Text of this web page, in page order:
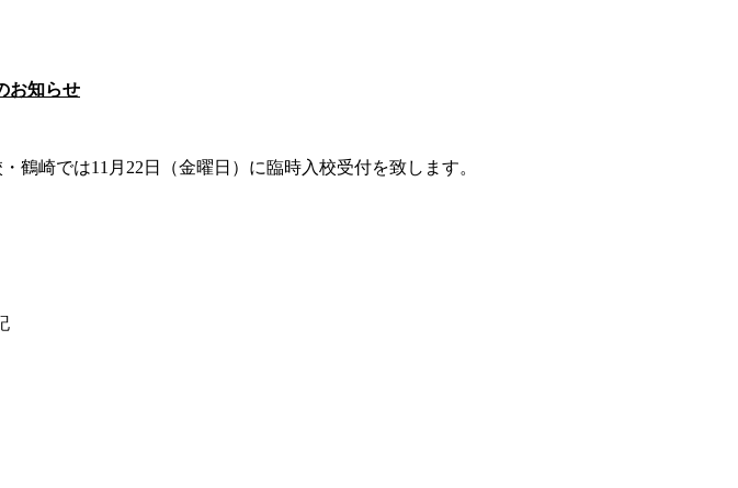
お知らせ
崎では11月22日（金曜日）に臨時入校受付を致します。